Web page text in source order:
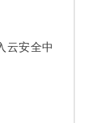
云安全中